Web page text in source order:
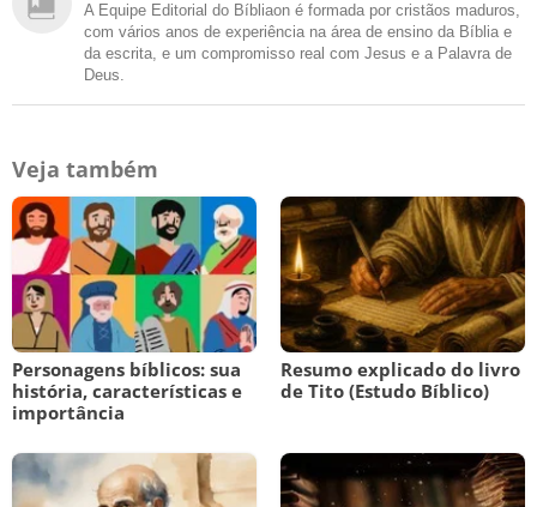
A Equipe Editorial do Bíbliaon é formada por cristãos maduros,
com vários anos de experiência na área de ensino da Bíblia e
da escrita, e um compromisso real com Jesus e a Palavra de
Deus.
Veja também
Personagens bíblicos: sua
história, características e
importância
Resumo explicado do livro
de Tito (Estudo Bíblico)